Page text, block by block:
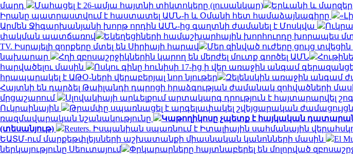
մարդ
Մահացել է 26-ամյա հայտնի տիկտոկերը (լուսանկար)
Երևանի և մարզերի
Իրանը պատրաստվում է հաստատել ԱՄՆ-ի և Օմանի հետ համաձայնագիրը
Արմեն Ջիգարխանյանի խորթ որդին ԱՄՆ-ից գաղտնի ժամանել է Մոսկվա
փակման պատճառով
Եկեղեցիների համաշխարհային խորհուրդը խորապես
TV. Իսրայելի զորքերը մտել են Սիրիայի հարավ
Մեր զինված ուժերը ցույց
նախարար
Հղի զբոսաշրջիկներին կարող են մերժել մուտք գործել ԱՄՆ
հարվածելու մասին
Ոսկու գինը հունիսի 17-ից ի վեր առաջին անգամ գերազանցել
հրապարակել է ԱԹՕ-ների վերաբերյալ նոր նյութեր
Զելենսկին առաջին անգամ
Հայտնի են դարձել Թաիլանդի դպրոցի հրաձգության ժամանակ զոհվածների
մրցաշարում
Սլովակիայի արևելքում արտակարգ դրություն է հայտարարվել
Ուկրաինային
Թրամփը սպառնացել է արգելափակել շվեյցարական
ռազմավարական նշանակությունը
Կաթողիկոսը չպետք է հայկական
(տեսանյութ)
Reuters. Իսպանիան սպառնում է Իտալիային սահմանային
ԵԱՏՄ-ում մարքեթփլեյսների աշխատանքի միասնական կանոնների մասին
El
ներկայությունը Սեուտայում
Փրկարարները հայտնաբերել են մոլորված